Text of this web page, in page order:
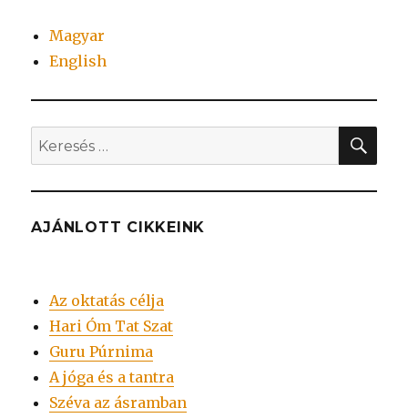
Magyar
English
Keresés
a
következő
kifejezésre:
AJÁNLOTT CIKKEINK
Az oktatás célja
Hari Óm Tat Szat
Guru Púrnima
A jóga és a tantra
Széva az ásramban